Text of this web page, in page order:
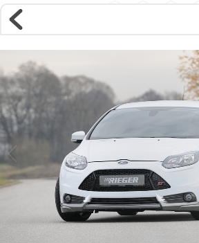
Магазин
Интернет-магазин �...
Focus 3 C346 (2011-)>Внешний
Наверх ▲
Наши
г. Москва,
ул Ярославская
Маршрут на Авто|
Телефон:
+7 985